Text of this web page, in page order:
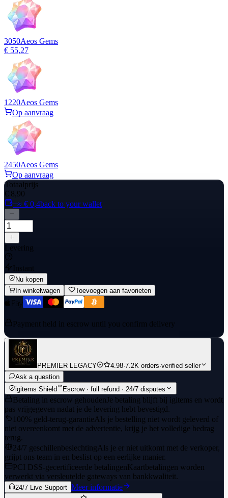
3050Aeos Gems
€ 55,27
1220Aeos Gems
Op aanvraag
2450Aeos Gems
Op aanvraag
Totaalprijs
€ 8,90
+≈ € 0,4back to your wallet
Levering
Instant
Nu kopen
In winkelwagen
Toevoegen aan favorieten
Payment held in escrow until you confirm delivery
PREMIER LEGACY 4.98·7.2K orders·verified seller
Ask a question
igitems Shield™ Escrow · full refund · 24/7 disputes
Betaling in escrow gehouden Je betaling blijft bij igitems en wordt
pas vrijgegeven nadat je de levering hebt bevestigd.
100% geld-terug-garantieAls je bestelling niet wordt geleverd of
niet overeenkomt met de advertentie, krijg je het volledige bedrag
terug.
24/7 geschillenbeslechtingAls je er niet uitkomt met de verkoper,
grijpt ons team in en beslist op een eerlijke manier.
PCI DSS-gecertificeerde betalingenKaartbetalingen worden
verwerkt via versleutelde gateways van bankkwaliteit.
24/7 Live Support Meer informatie